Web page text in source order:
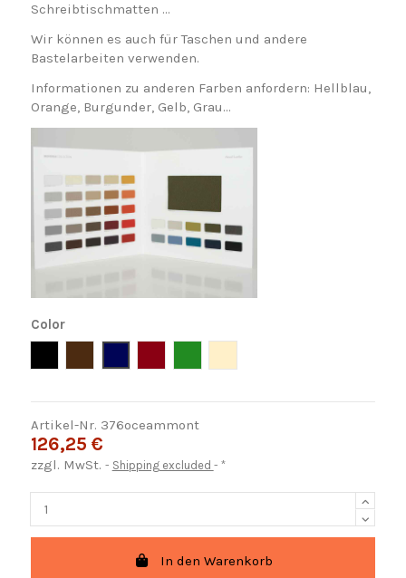
Schreibtischmatten …
Wir können es auch für Taschen und andere
Bastelarbeiten verwenden.
Informationen zu anderen Farben anfordern: Hellblau,
Orange, Burgunder, Gelb, Grau...
Color
Artikel-Nr. 376oceammont
126,25 €
zzgl. MwSt. Shipping excluded *
In den Warenkorb